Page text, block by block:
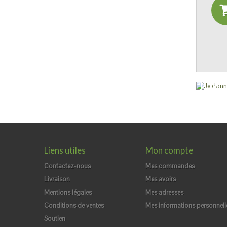
Liens utiles
Contactez-nous
Livraison
Mentions légales
Conditions de ventes
Soutien
Mon compte
Mes commandes
Mes avoirs
Mes adresses
Mes informations